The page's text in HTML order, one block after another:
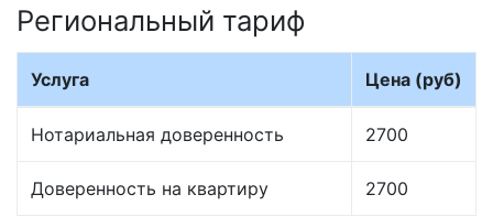
Региональный тариф
Услуга Цена (руб)
Нотариальная доверенность 2700
Доверенность на квартиру 2700